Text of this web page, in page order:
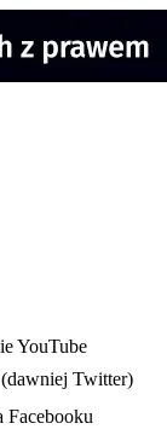
YouTube
Twitter)
Facebooku